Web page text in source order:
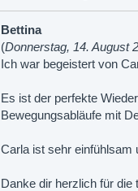
Bettina
(Donnerstag, 14. August
Ich war begeistert von
Es ist der perfekte
Bewegungsabläufe mit
Carla ist sehr einfühlsam
Danke dir herzlich für die